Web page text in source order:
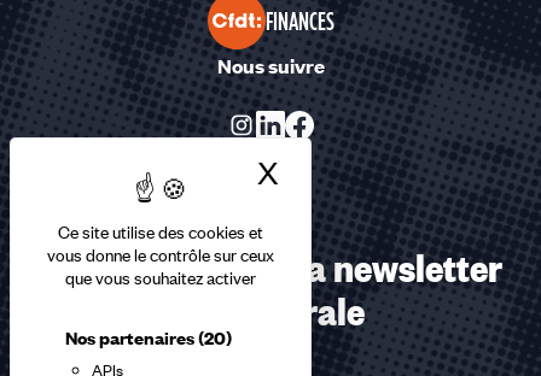
Ce site utilise des cookies et
vous donne le contrôle sur ceux
que vous souhaitez activer
Nos partenaires(20)
APIs
X Masquer le
FINANCES
Nous suivre
Abonnez-vous à la newsletter
confédérale